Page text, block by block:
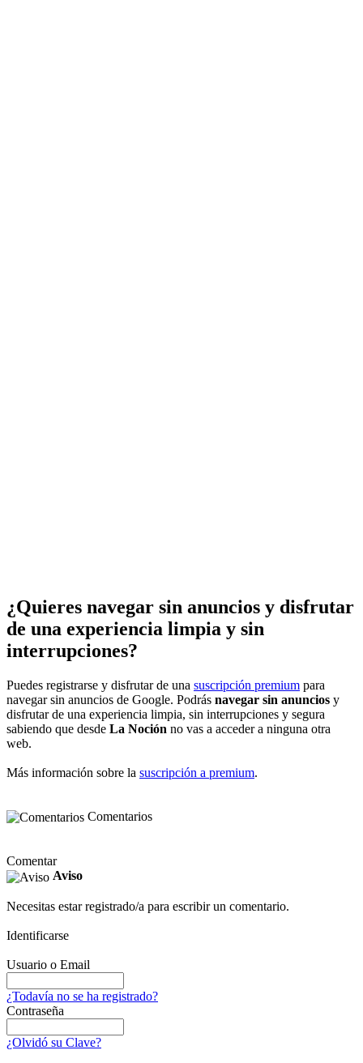
¿Quieres navegar sin anuncios y disfrutar
de una experiencia limpia y sin
interrupciones?
Puedes registrarse y disfrutar de una suscripción premium para
navegar sin anuncios de Google. Podrás navegar sin anuncios y
disfrutar de una experiencia limpia, sin interrupciones y segura
sabiendo que desde La Noción no vas a acceder a ninguna otra
web.
Más información sobre la suscripción a premium.
Comentarios
Comentar
Aviso
Necesitas estar registrado/a para escribir un comentario.
Identificarse
Usuario o Email
¿Todavía no se ha registrado?
Contraseña
¿Olvidó su Clave?